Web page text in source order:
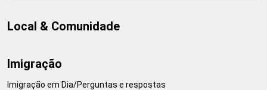
Local & Comunidade
Imigração
Imigração em Dia/Perguntas e respostas